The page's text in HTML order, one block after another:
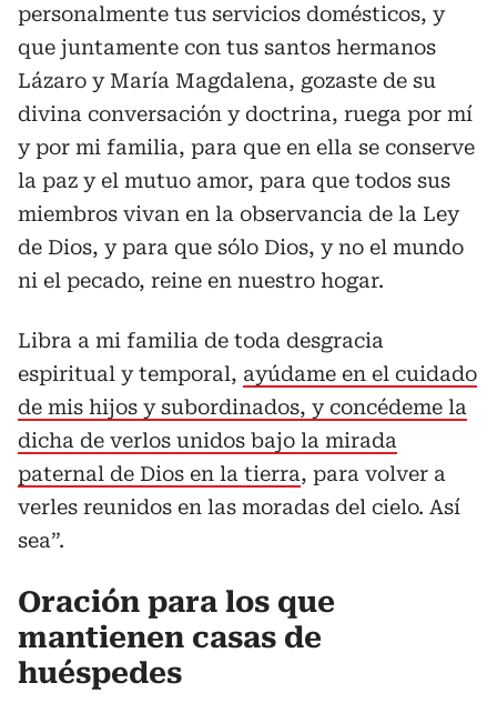
personalmente tus servicios domésticos, y
que juntamente con tus santos hermanos
Lázaro y María Magdalena, gozaste de su
divina conversación y doctrina, ruega por mí
y por mi familia, para que en ella se conserve
la paz y el mutuo amor, para que todos sus
miembros vivan en la observancia de la Ley
de Dios, y para que sólo Dios, y no el mundo
ni el pecado, reine en nuestro hogar.
Libra a mi familia de toda desgracia
espiritual y temporal, ayúdame en el cuidado
de mis hijos y subordinados, y concédeme la
dicha de verlos unidos bajo la mirada
paternal de Dios en la tierra, para volver a
verles reunidos en las moradas del cielo. Así
sea”.
Oración para los que
mantienen casas de
huéspedes